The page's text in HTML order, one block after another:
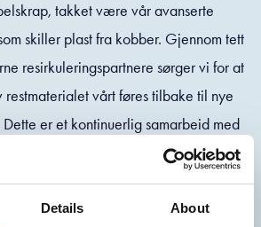
Details About
takket være vår avanserte
skiller plast fra kobber. Gjennom tett
resirkuleringspartnere sørger vi for at
restmaterialet vårt føres tilbake til nye
Dette er et kontinuerlig samarbeid med
ytterligere og øke
arbeider vi for å redusere